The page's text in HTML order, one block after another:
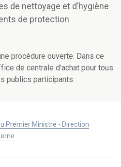
de nettoyage et d’hygiène
de protection
procédure ouverte. Dans ce
de centrale d’achat pour tous
publics participants.
Premier Ministre - Direction